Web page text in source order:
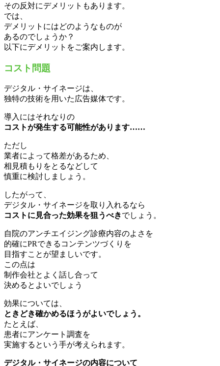
その反対にデメリットもあります。
では、
デメリットにはどのようなものが
あるのでしょうか？
以下にデメリットをご案内します。
コスト問題
デジタル・サイネージは、
独特の技術を用いた広告媒体です。
導入にはそれなりの
コストが発生する可能性があります……
ただし
業者によって格差があるため、
相見積もりをとるなどして
慎重に検討しましょう。
したがって、
デジタル・サイネージを取り入れるなら
コストに見合った効果を狙うべきでしょう。
自院のアンチエイジング診療内容のよさを
的確にPRできるコンテンツづくりを
目指すことが望ましいです。
この点は
制作会社とよく話し合って
決めるとよいでしょう
効果については、
ときどき確かめるほうがよいでしょう。
たとえば、
患者にアンケート調査を
実施するという手が考えられます。
デジタル・サイネージの内容について